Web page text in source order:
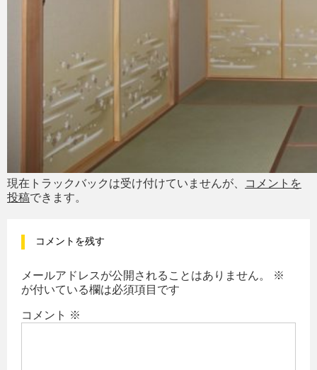
現在トラックバックは受け付けていませんが、
コメントを
投稿できます。
コメントを残す
メールアドレスが公開されることはありません。
※
が付いている欄は必須項目です
コメント ※